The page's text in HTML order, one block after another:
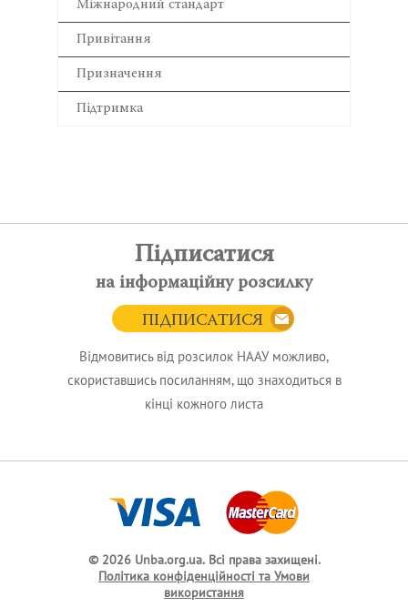
Міжнародний стандарт
Привітання
Призначення
Підтримка
Підписатися
на інформаційну розсилку
ПІДПИСАТИСЯ
Відмовитись від розсилок НААУ можливо,
скориставшись посиланням, що знаходиться в
кінці кожного листа
© 2026 Unba.org.ua. Всі права захищені.
Політика конфіденційності та Умови
використання